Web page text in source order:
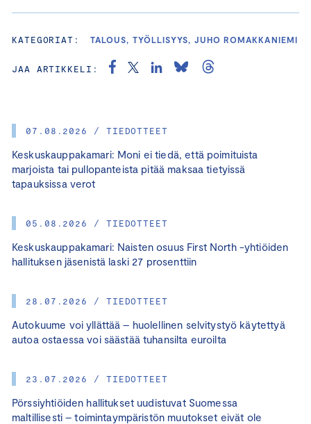
07.08.2026 / TIEDOTTEET
Keskuskauppakamari: Moni ei tiedä, että poimituista
marjoista tai pullopanteista pitää maksaa tietyissä
tapauksissa verot
05.08.2026 / TIEDOTTEET
Keskuskauppakamari: Naisten osuus First North -yhtiöiden
hallituksen jäsenistä laski 27 prosenttiin
28.07.2026 / TIEDOTTEET
Autokuume voi yllättää – huolellinen selvitystyö käytettyä
autoa ostaessa voi säästää tuhansilta euroilta
23.07.2026 / TIEDOTTEET
Pörssiyhtiöiden hallitukset uudistuvat Suomessa
maltillisesti – toimintaympäristön muutokset eivät ole
KATEGORIAT: TALOUS, TYÖLLISYYS, JUHO ROMAKKANIEMI
JAA ARTIKKELI: